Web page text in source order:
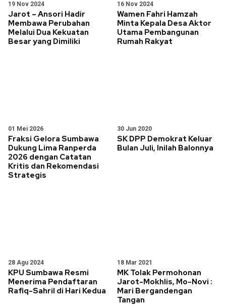
19 Nov 2024
Jarot – Ansori Hadir
Membawa Perubahan
Melalui Dua Kekuatan
Besar yang Dimiliki
16 Nov 2024
Wamen Fahri Hamzah
Minta Kepala Desa Aktor
Utama Pembangunan
Rumah Rakyat
01 Mei 2026
Fraksi Gelora Sumbawa
Dukung Lima Ranperda
2026 dengan Catatan
Kritis dan Rekomendasi
Strategis
30 Jun 2020
SK DPP Demokrat Keluar
Bulan Juli, Inilah Balonnya
28 Agu 2024
KPU Sumbawa Resmi
Menerima Pendaftaran
Rafiq-Sahril di Hari Kedua
18 Mar 2021
MK Tolak Permohonan
Jarot-Mokhlis, Mo-Novi :
Mari Bergandengan
Tangan